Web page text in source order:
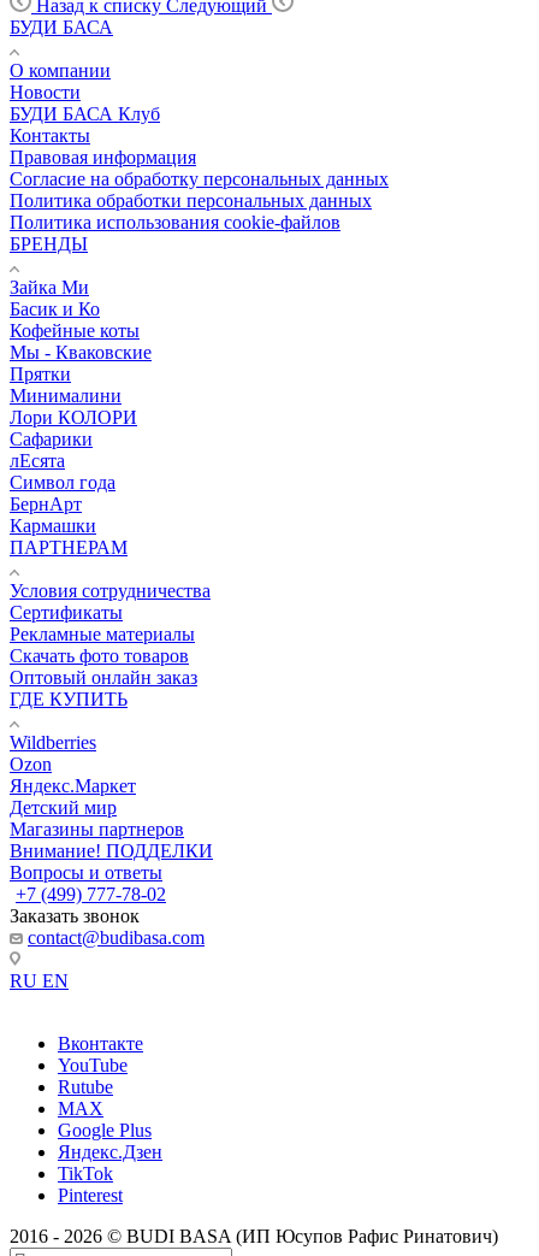
Назад к списку Следующий
БУДИ БАСА
О компании
Новости
БУДИ БАСА Клуб
Контакты
Правовая информация
Согласие на обработку персональных данных
Политика обработки персональных данных
Политика использования cookie-файлов
БРЕНДЫ
Зайка Ми
Басик и Ко
Кофейные коты
Мы - Кваковские
Прятки
Минималини
Лори КОЛОРИ
Сафарики
лЕсята
Символ года
БернАрт
Кармашки
ПАРТНЕРАМ
Условия сотрудничества
Сертификаты
Рекламные материалы
Скачать фото товаров
Оптовый онлайн заказ
ГДЕ КУПИТЬ
Wildberries
Ozon
Яндекс.Маркет
Детский мир
Магазины партнеров
Внимание! ПОДДЕЛКИ
Вопросы и ответы
+7 (499) 777-78-02
Заказать звонок
contact@budibasa.com
RU EN
Вконтакте
YouTube
Rutube
MAX
Google Plus
Яндекс.Дзен
TikTok
Pinterest
2016 - 2026 © BUDI BASA (ИП Юсупов Рафис Ринатович)